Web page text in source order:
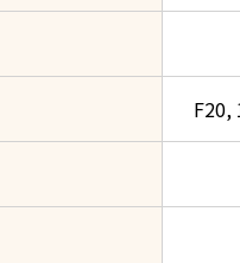
F20,